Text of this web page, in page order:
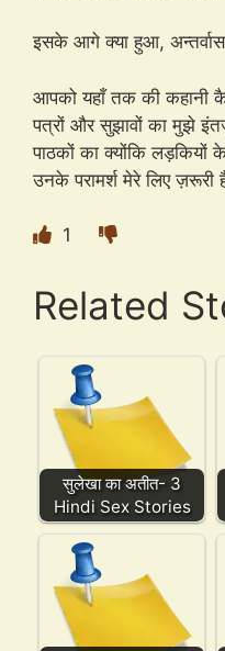
इसके आगे क्या हुआ,
आपको यहाँ तक की कहानी
पत्रों और सुझावों का मुझे
पाठकों का क्योंकि लड़कियों
उनके परामर्श मेरे लिए ज़रूरी
1
Related
सुलेखा का अतीत- 3
Hindi Sex Stories